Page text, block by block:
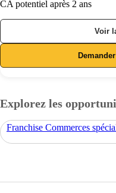
CA potentiel après 2 ans
Voir
Explorez les
Franchise Commerces